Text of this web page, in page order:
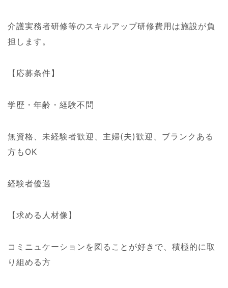
介護実務者研修等のスキルアップ研修費用は施設が負
担します。
【応募条件】
学歴・年齢・経験不問
無資格、未経験者歓迎、主婦(夫)歓迎、ブランクある
方もOK
経験者優遇
【求める人材像】
コミニュケーションを図ることが好きで、積極的に取
り組める方